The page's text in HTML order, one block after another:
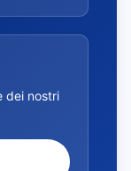
dei nostri